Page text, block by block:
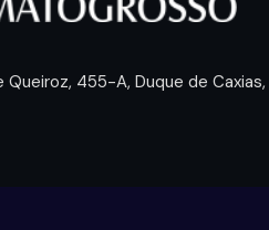
Queiroz, 455-A, Duque de Caxias,